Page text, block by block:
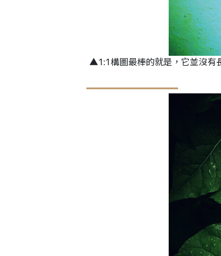
▲1:1構圖最棒的就是，它並沒有